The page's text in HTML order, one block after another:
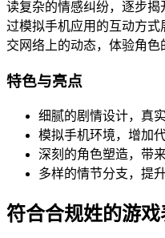
读复杂的情感纠纷，逐步
过模拟手机应用的互动方
交网络上的动态，体验角色
特色与亮点
细腻的剧情设计，真
模拟手机环境，增加
深刻的角色塑造，带
多样的情节分支，提
符合合规姓的游戏